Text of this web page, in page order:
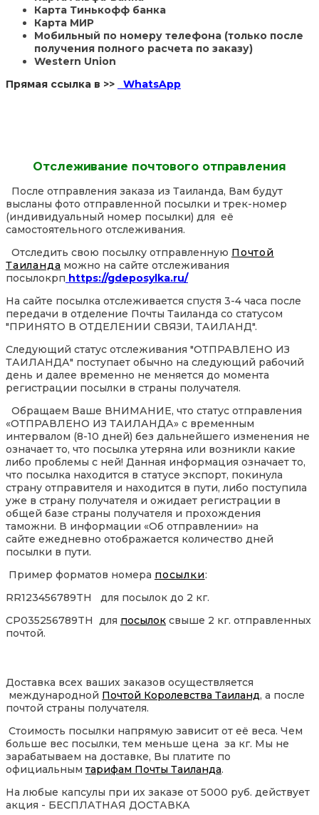
Карта Тинькофф банка
Карта МИР
Мобильный по номеру телефона (только после
получения полного расчета по заказу)
Western Union
Прямая ссылка в >>
WhatsApp
Отслеживание почтового отправления
После отправления заказа из Таиланда, Вам будут
высланы фото отправленной посылки и трек-номер
(индивидуальный номер посылки) для её
самостоятельного отслеживания.
Отследить свою посылку отправленную Почтой
Таиланда можно на сайте отслеживания
посылокрп https://gdeposylka.ru/
На сайте посылка отслеживается спустя 3-4 часа после
передачи в отделение Почты Таиланда со статусом
"ПРИНЯТО В ОТДЕЛЕНИИ СВЯЗИ, ТАИЛАНД".
Следующий статус отслеживания "ОТПРАВЛЕНО ИЗ
ТАИЛАНДА" поступает обычно на следующий рабочий
день и далее временно не меняется до момента
регистрации посылки в страны получателя.
Обращаем Ваше ВНИМАНИЕ, что статус отправления
«ОТПРАВЛЕНО ИЗ ТАИЛАНДА» с временным
интервалом (8-10 дней) без дальнейшего изменения не
означает то, что посылка утеряна или возникли какие
либо проблемы с ней! Данная информация означает то,
что посылка находится в статусе экспорт, покинула
страну отправителя и находится в пути, либо поступила
уже в страну получателя и ожидает регистрации в
общей базе страны получателя и прохождения
таможни. В информации «Об отправлении» на
сайте ежедневно отображается количество дней
посылки в пути.
Пример форматов номера посылки:
RR123456789TH для посылок до 2 кг.
CP035256789TH для посылок свыше 2 кг. отправленных
почтой.
Доставка всех ваших заказов осуществляется
международной Почтой Королевства Таиланд, а после
почтой страны получателя.
Стоимость посылки напрямую зависит от её веса. Чем
больше вес посылки, тем меньше цена за кг. Мы не
зарабатываем на доставке, Вы платите по
официальным тарифам Почты Таиланда.
На любые капсулы при их заказе от 5000 руб. действует
акция - БЕСПЛАТНАЯ ДОСТАВКА